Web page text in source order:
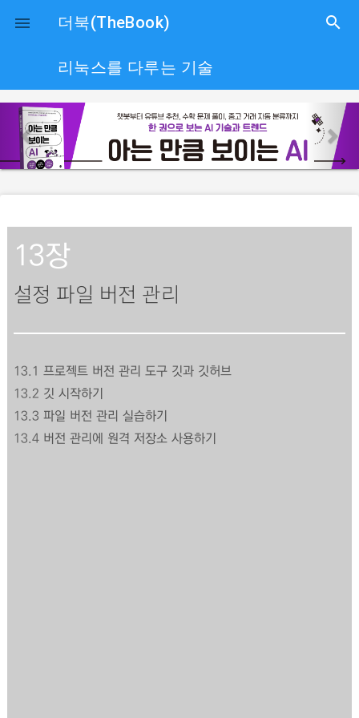
close
 더북(TheBook) search
리눅스를 다루는 기술
p
r
e
o
u
s
e
x
13장
설정 파일 버전 관리
13.1 프로젝트 버전 관리 도구 깃과 깃허브
13.2 깃 시작하기
13.3 파일 버전 관리 실습하기
13.4 버전 관리에 원격 저장소 사용하기